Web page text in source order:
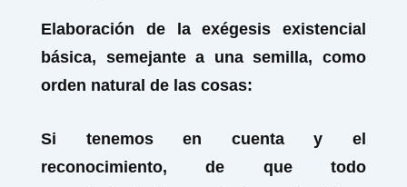
Elaboración de la exégesis existencial
básica, semejante a una semilla, como
orden natural de las cosas:
Si tenemos en cuenta y el
reconocimiento, de que todo